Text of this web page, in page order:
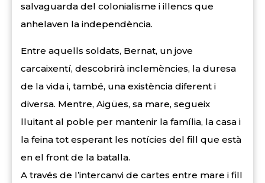
salvaguarda del colonialisme i illencs que
anhelaven la independència.
Entre aquells soldats, Bernat, un jove
carcaixentí, descobrirà inclemències, la duresa
de la vida i, també, una existència diferent i
diversa. Mentre, Aigües, sa mare, segueix
lluitant al poble per mantenir la família, la casa i
la feina tot esperant les notícies del fill que està
en el front de la batalla.
A través de l’intercanvi de cartes entre mare i fill